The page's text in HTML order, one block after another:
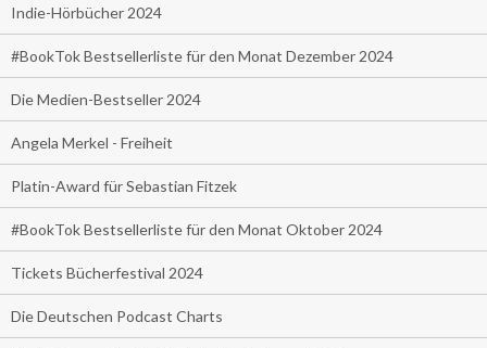
Indie-Hörbücher 2024
#BookTok Bestsellerliste für den Monat Dezember 2024
Die Medien-Bestseller 2024
Angela Merkel - Freiheit
Platin-Award für Sebastian Fitzek
#BookTok Bestsellerliste für den Monat Oktober 2024
Tickets Bücherfestival 2024
Die Deutschen Podcast Charts